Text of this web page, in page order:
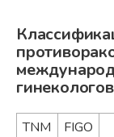
TNM
FIGO